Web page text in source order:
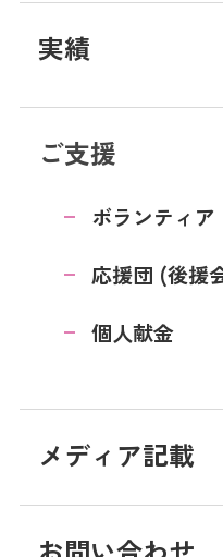
実績
ご支援
ボランティア
応援団 (後援
個人献金
メディア記載